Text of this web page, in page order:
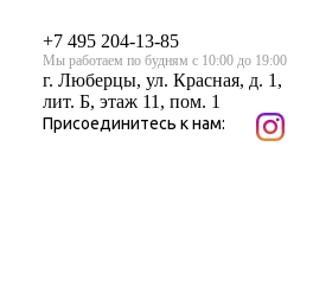
+7 495 204-13-85
Мы работаем по будням с 10:00 до 19:00
г. Люберцы, ул. Красная, д. 1,
лит. Б, этаж 11, пом. 1
Присоединитесь к нам: